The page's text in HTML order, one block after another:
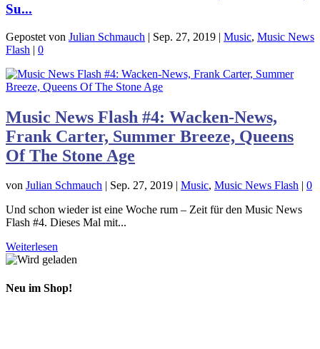
Su...
Gepostet von Julian Schmauch | Sep. 27, 2019 | Music, Music News
Flash | 0
Music News Flash #4: Wacken-News,
Frank Carter, Summer Breeze, Queens
Of The Stone Age
von Julian Schmauch | Sep. 27, 2019 | Music, Music News Flash | 0
Und schon wieder ist eine Woche rum – Zeit für den Music News
Flash #4. Dieses Mal mit...
Weiterlesen
Neu im Shop!